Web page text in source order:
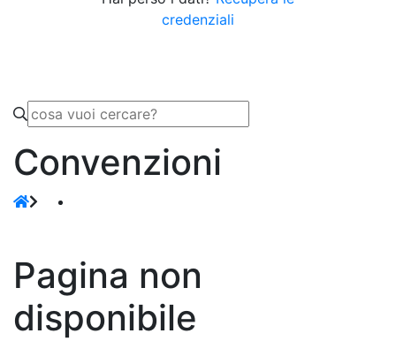
credenziali
Convenzioni
Pagina non
disponibile